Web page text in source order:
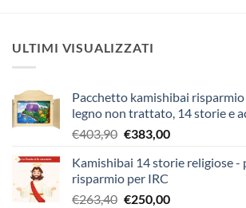
ULTIMI VISUALIZZATI
Pacchetto kamishibai
legno non trattato, 14 storie e
€403,90 Il
originale
era:
€403,90.
€383,00Il
attuale
€383,00.
Kamishibai 14 storie religiose
risparmio per IRC
€263,40 Il
€250,00Il